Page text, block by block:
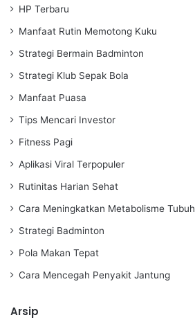
HP Terbaru
Manfaat Rutin Memotong Kuku
Strategi Bermain Badminton
Strategi Klub Sepak Bola
Manfaat Puasa
Tips Mencari Investor
Fitness Pagi
Aplikasi Viral Terpopuler
Rutinitas Harian Sehat
Cara Meningkatkan Metabolisme Tubuh
Strategi Badminton
Pola Makan Tepat
Cara Mencegah Penyakit Jantung
Arsip